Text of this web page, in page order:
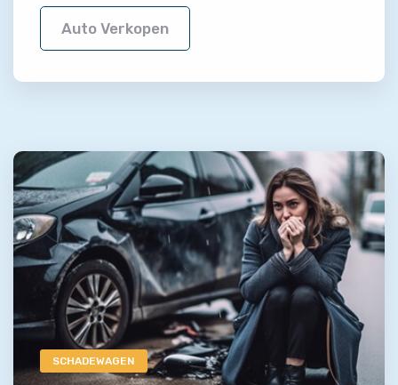
Auto Verkopen
SCHADEWAGEN